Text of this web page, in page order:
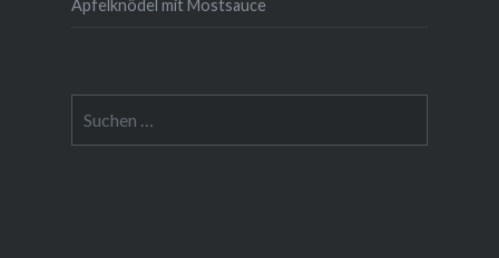
Apfelknödel mit Mostsauce
nach: